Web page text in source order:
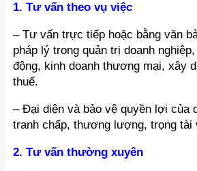
1. Tư vấn theo vụ việc
– Tư vấn trực tiếp hoặc bằng văn
pháp lý trong quản trị doanh
động, kinh doanh thương mại, xây
thuế.
– Đại diện và bảo vệ quyền lợi của
tranh chấp, thương lượng, trọng tài
2. Tư vấn thường xuyên